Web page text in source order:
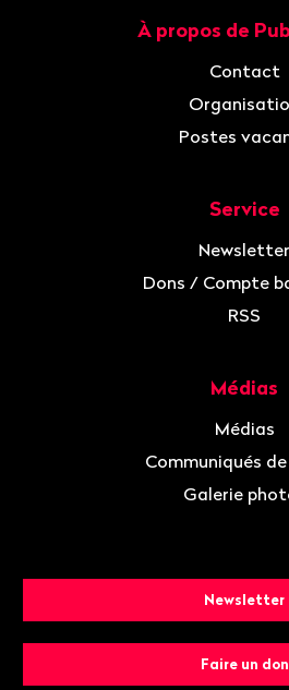
À propos de
Contact
Postes
Service
Newsletter
Dons / Compte
RSS
Médias
Médias
Communiqués
Galerie
Newsletter
Faire un don